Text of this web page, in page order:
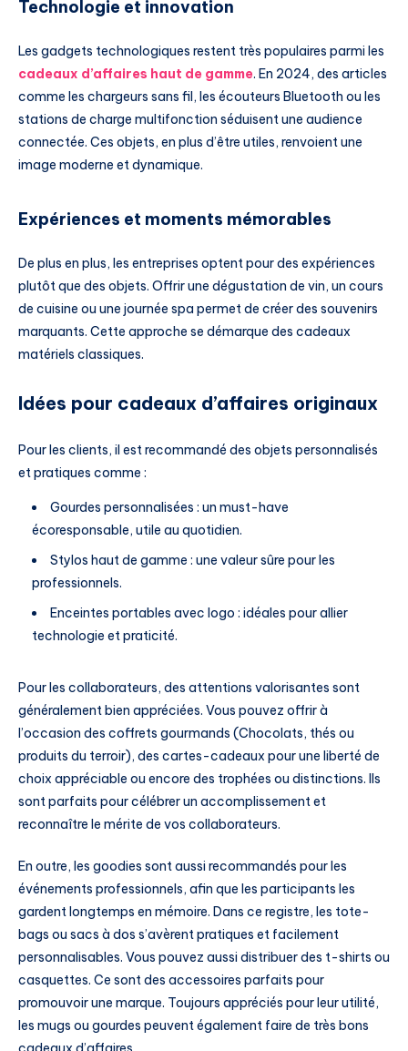
Technologie et innovation
Les gadgets technologiques restent très populaires parmi les
cadeaux d’affaires haut de gamme. En 2024, des articles
comme les chargeurs sans fil, les écouteurs Bluetooth ou les
stations de charge multifonction séduisent une audience
connectée. Ces objets, en plus d’être utiles, renvoient une
image moderne et dynamique.
Expériences et moments mémorables
De plus en plus, les entreprises optent pour des expériences
plutôt que des objets. Offrir une dégustation de vin, un cours
de cuisine ou une journée spa permet de créer des souvenirs
marquants. Cette approche se démarque des cadeaux
matériels classiques.
Idées pour cadeaux d’affaires originaux
Pour les clients, il est recommandé des objets personnalisés
et pratiques comme :
Gourdes personnalisées : un must-have
écoresponsable, utile au quotidien.
Stylos haut de gamme : une valeur sûre pour les
professionnels.
Enceintes portables avec logo : idéales pour allier
technologie et praticité.
Pour les collaborateurs, des attentions valorisantes sont
généralement bien appréciées. Vous pouvez offrir à
l’occasion des coffrets gourmands (Chocolats, thés ou
produits du terroir), des cartes-cadeaux pour une liberté de
choix appréciable ou encore des trophées ou distinctions. Ils
sont parfaits pour célébrer un accomplissement et
reconnaître le mérite de vos collaborateurs.
En outre, les goodies sont aussi recommandés pour les
événements professionnels, afin que les participants les
gardent longtemps en mémoire. Dans ce registre, les tote-
bags ou sacs à dos s’avèrent pratiques et facilement
personnalisables. Vous pouvez aussi distribuer des t-shirts ou
casquettes. Ce sont des accessoires parfaits pour
promouvoir une marque. Toujours appréciés pour leur utilité,
les mugs ou gourdes peuvent également faire de très bons